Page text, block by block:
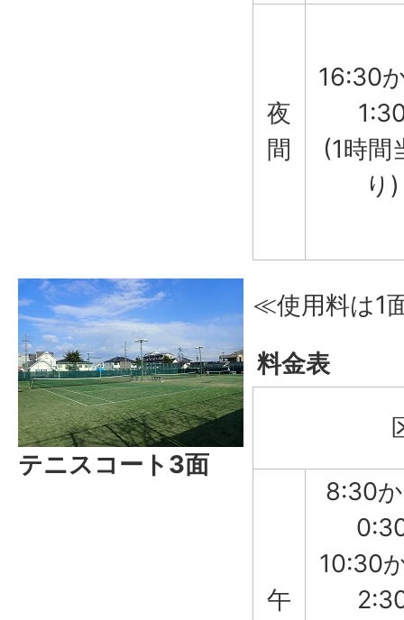
夜
間
16:30
(1時間
り)
テニスコート3面
≪使用料は1
料金表
午
8:30
10:30